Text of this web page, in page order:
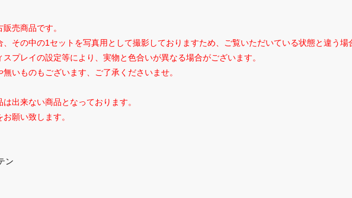
売商品です。
その中の1セットを写真用として撮影しておりますため、ご覧いただいている状態と違う場
プレイの設定等により、実物と色合いが異なる場合がございます。
いものもございます、ご了承くださいませ。
出来ない商品となっております。
願い致します。
ン